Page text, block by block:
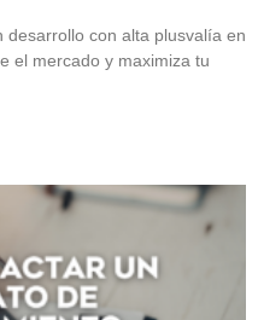
desarrollo con alta plusvalía en
el mercado y maximiza tu